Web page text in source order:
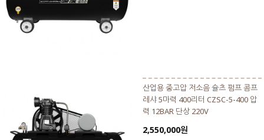
산업용 중고압 저소음 슐츠 펌프 콤프
레샤 5마력 400리터 CZSC-5-400 압
력 12BAR 단상 220V
2,550,000원